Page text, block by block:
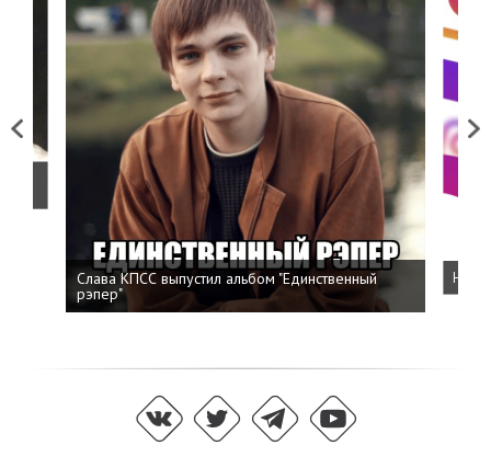
Previous
Слава КПСС выпустил альбом "Единственный
рэпер"
Next